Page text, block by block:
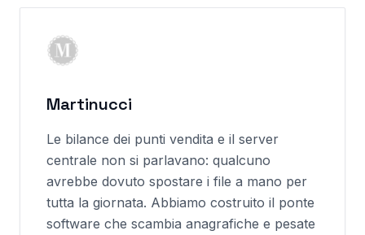
Martinucci
Le bilance dei punti vendita e il server
centrale non si parlavano: qualcuno
avrebbe dovuto spostare i file a mano per
tutta la giornata. Abbiamo costruito il ponte
software che scambia anagrafiche e pesate